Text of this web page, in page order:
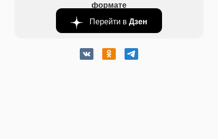
формате
Перейти в Дзен